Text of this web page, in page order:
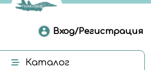
Вход/Регистрация
Каталог